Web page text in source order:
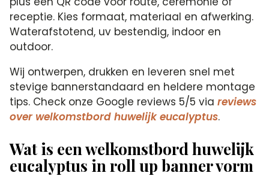
receptie. Kies formaat, materiaal en afwerking.
Waterafstotend, uv bestendig, indoor en
outdoor.
Wij ontwerpen, drukken en leveren snel met
stevige bannerstandaard en heldere montage
tips. Check onze Google reviews 5/5 viareviews
over welkomstbord huwelijk eucalyptus.
Wat is een welkomstbord huwelijk
eucalyptus in roll up banner vorm